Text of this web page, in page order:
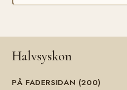
Halvsyskon
PÅ FADERSIDAN (200)